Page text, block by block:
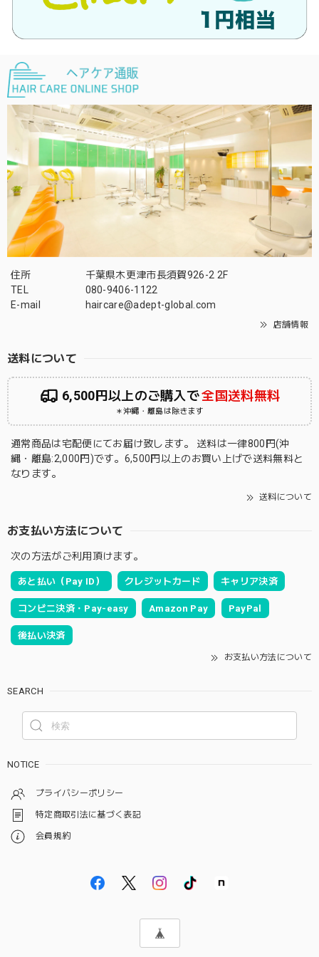
住所
千葉県木更津市長須賀926-2 2F
TEL
080-9406-1122
E-mail
haircare@adept-global.com
店舗情報
送料について
6,500円以上のご購入で全国送料無料
＊沖縄・離島は除きます
通常商品は宅配便にてお届け致します。 送料は一律800円(沖
縄・離島:2,000円)です。6,500円以上のお買い上げで送料無料と
なります。
送料について
お支払い方法について
次の方法がご利用頂けます。
あと払い（Pay ID） クレジットカード キャリア決済
コンビニ決済・Pay-easy Amazon Pay PayPal
後払い決済
お支払い方法について
SEARCH
NOTICE
プライバシーポリシー
特定商取引法に基づく表記
会員規約